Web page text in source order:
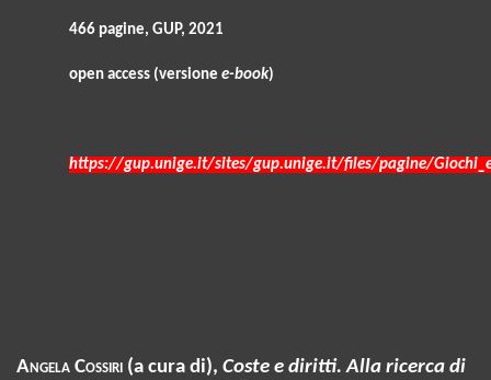
466 pagine, GUP, 2021
open access (versione e-book)
https://gup.unige.it/sites/gup.unige.it/files/pagine/
Angela Cossiri (a cura di), Coste e diritti. Alla ricerca di